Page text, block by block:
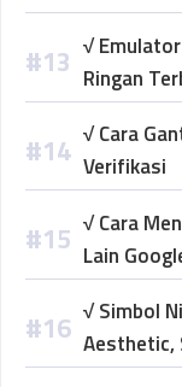
√
Ringan
√ Cara
Verifikasi
√ Cara
Lain
√ Simbol
Aesthetic,